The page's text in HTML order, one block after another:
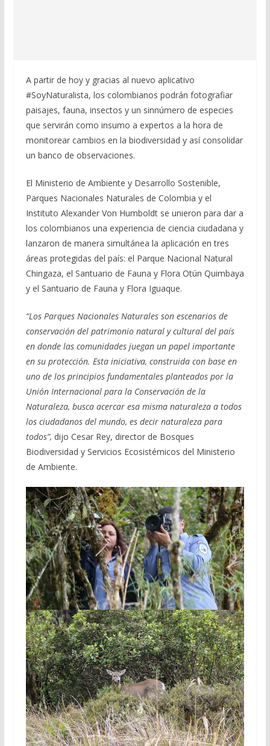
A partir de hoy y gracias al nuevo aplicativo
#SoyNaturalista, los colombianos podrán fotografiar
paisajes, fauna, insectos y un sinnúmero de especies
que servirán como insumo a expertos a la hora de
monitorear cambios en la biodiversidad y así consolidar
un banco de observaciones.
El Ministerio de Ambiente y Desarrollo Sostenible,
Parques Nacionales Naturales de Colombia y el
Instituto Alexander Von Humboldt se unieron para dar a
los colombianos una experiencia de ciencia ciudadana y
lanzaron de manera simultánea la aplicación en tres
áreas protegidas del país: el Parque Nacional Natural
Chingaza, el Santuario de Fauna y Flora Otún Quimbaya
y el Santuario de Fauna y Flora Iguaque.
“Los Parques Nacionales Naturales son escenarios de
conservación del patrimonio natural y cultural del país
en donde las comunidades juegan un papel importante
en su protección. Esta iniciativa, construida con base en
uno de los principios fundamentales planteados por la
Unión Internacional para la Conservación de la
Naturaleza, busca acercar esa misma naturaleza a todos
los ciudadanos del mundo, es decir naturaleza para
todos”, dijo Cesar Rey, director de Bosques
Biodiversidad y Servicios Ecosistémicos del Ministerio
de Ambiente.